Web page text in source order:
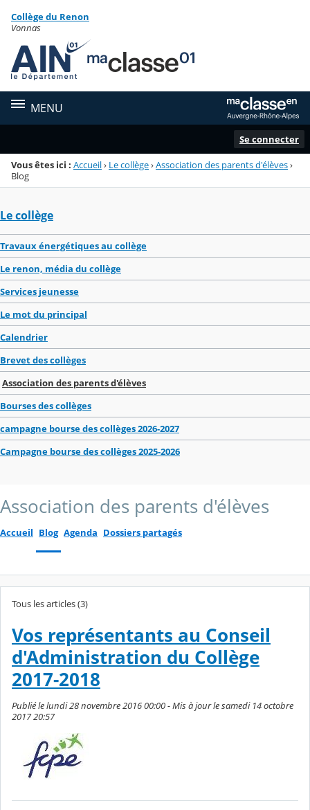
Menu de la rubrique
Contenu
Collège du Renon
Vonnas
MENU
Se connecter
Vous êtes ici : Accueil› Le collège›Association des parents d'élèves›
Blog
Le collège
Travaux énergétiques au collège
Le renon, média du collège
Services jeunesse
Le mot du principal
Calendrier
Brevet des collèges
Association des parents d'élèves
Bourses des collèges
campagne bourse des collèges 2026-2027
Campagne bourse des collèges 2025-2026
Association des parents d'élèves
Accueil Blog Agenda Dossiers partagés
Tous les articles (3)
Vos représentants au Conseil
d'Administration du Collège
2017-2018
Publié le lundi 28 novembre 2016 00:00 - Mis à jour le samedi 14 octobre
2017 20:57